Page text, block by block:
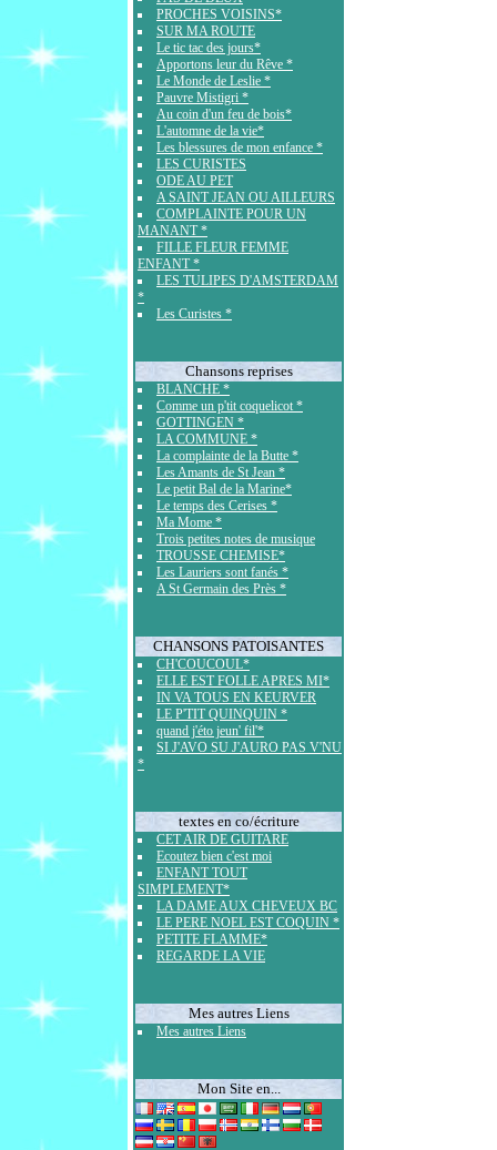
PROCHES VOISINS*
SUR MA ROUTE
Le tic tac des jours*
Apportons leur du Rêve *
Le Monde de Leslie *
Pauvre Mistigri *
Au coin d'un feu de bois*
L'automne de la vie*
Les blessures de mon enfance *
LES CURISTES
ODE AU PET
A SAINT JEAN OU AILLEURS
COMPLAINTE POUR UN
MANANT *
FILLE FLEUR FEMME
ENFANT *
LES TULIPES D'AMSTERDAM
*
Les Curistes *
Chansons reprises
BLANCHE *
Comme un p'tit coquelicot *
GOTTINGEN *
LA COMMUNE *
La complainte de la Butte *
Les Amants de St Jean *
Le petit Bal de la Marine*
Le temps des Cerises *
Ma Mome *
Trois petites notes de musique
TROUSSE CHEMISE*
Les Lauriers sont fanés *
A St Germain des Près *
CHANSONS PATOISANTES
CH'COUCOUL*
ELLE EST FOLLE APRES MI*
IN VA TOUS EN KEURVER
LE P'TIT QUINQUIN *
quand j'éto jeun' fil'*
SI J'AVO SU J'AURO PAS V'NU
*
textes en co/écriture
CET AIR DE GUITARE
Ecoutez bien c'est moi
ENFANT TOUT
SIMPLEMENT*
LA DAME AUX CHEVEUX BC
LE PERE NOEL EST COQUIN *
PETITE FLAMME*
REGARDE LA VIE
Mes autres Liens
Mes autres Liens
Mon Site en...